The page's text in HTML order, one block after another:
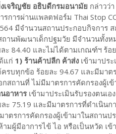
จริญชัย อธิบดีกรมอนามัย กล่าวว่
รการผ่านแพลตฟอร์ม Thai Stop
มีจำนวนสถานประกอบกิจการ ส
านพัฒนาเด็กปฐมวัย มีจำนวนทั้งห
84.40 และไม่ได้ตามเกณฑ์ฯ ร้อ
แก่ 1) ร้านค้าปลีก ค้าส่ง เข้ามาปร
รบทุกข้อ ร้อยละ 94.67 และมีมา
กสถานที่ ไม่มีมาตรการคัดกรองผู้
อาหารเข้ามาประเมินรับรองตนเ
ะ 75.19 และมีมาตรการที่ดำเนิน
ตรการคัดกรองผู้เข้ามาในสถาน
มผู้มีอาการไข้ ไอ หรือเป็นหวัด เ